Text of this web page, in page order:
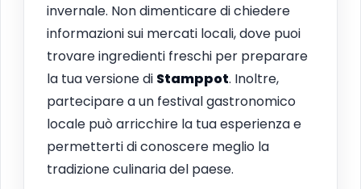
invernale. Non dimenticare di chiedere
informazioni sui mercati locali, dove puoi
trovare ingredienti freschi per preparare
la tua versione di Stamppot. Inoltre,
partecipare a un festival gastronomico
locale può arricchire la tua esperienza e
permetterti di conoscere meglio la
tradizione culinaria del paese.